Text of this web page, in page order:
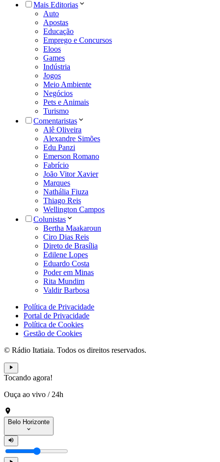
Mais Editorias
Auto
Apostas
Educação
Emprego e Concursos
Eloos
Games
Indústria
Jogos
Meio Ambiente
Negócios
Pets e Animais
Turismo
Comentaristas
Alê Oliveira
Alexandre Simões
Edu Panzi
Emerson Romano
Fabrício
João Vitor Xavier
Marques
Nathália Fiuza
Thiago Reis
Wellington Campos
Colunistas
Bertha Maakaroun
Ciro Dias Reis
Direto de Brasília
Edilene Lopes
Eduardo Costa
Poder em Minas
Rita Mundim
Valdir Barbosa
Política de Privacidade
Portal de Privacidade
Política de Cookies
Gestão de Cookies
© Rádio Itatiaia. Todos os direitos reservados.
Tocando agora!
Ouça ao vivo / 24h
Belo Horizonte